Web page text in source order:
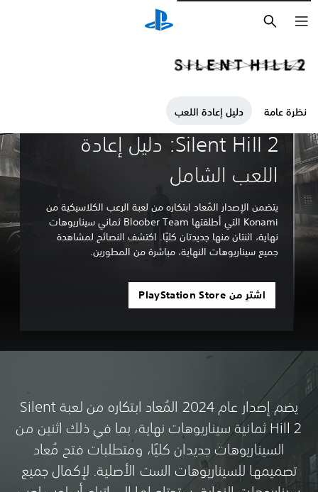
نظرة عامة دليل إعادة اللعب
إرشادات ومقالات
Silent Hill 2: دليل إعادة
اللعب الشامل
يتضمن الإصدار المُعاد ابتكاره من لعبة الرعب الكلاسيكية من
Konami التي أطلقتها Bloober Team ثماني سيناريوهات
نهاية، اثنتان منها جديدتان كليًا. اكتشف النصائح لمشاهدة
جميع سيناريوهات النهاية، مباشرة من المطورين.
اشترِ من PlayStation Store
يضم إصدار عام 2024 المُعاد ابتكاره من لعبة Silent
Hill 2 ثمانية سيناريوهات نهاية، بما في ذلك اثنين من
السيناريوهات جديدان كليًا، ومتطلبات فتح مُعاد
تصميمها للسيناريوهات الست الأصلية. لإكمال جميع